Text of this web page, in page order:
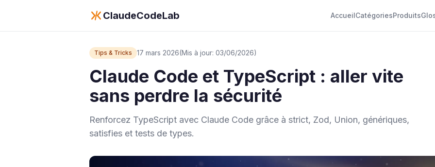
ClaudeCodeLab AccueilCatégoriesProduits
Tips & Tricks 17 mars 2026(Mis à jour: 03/06/2026)
Claude Code et TypeScript : aller vite
sans perdre la sécurité
Renforcez TypeScript avec Claude Code grâce à strict, Zod, Union, génériques,
satisfies et tests de types.